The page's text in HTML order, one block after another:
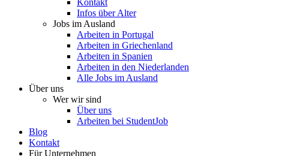
Kontakt
Infos über Alter
Jobs im Ausland
Arbeiten in Portugal
Arbeiten in Griechenland
Arbeiten in Spanien
Arbeiten in den Niederlanden
Alle Jobs im Ausland
Über uns
Wer wir sind
Über uns
Arbeiten bei StudentJob
Blog
Kontakt
Für Unternehmen